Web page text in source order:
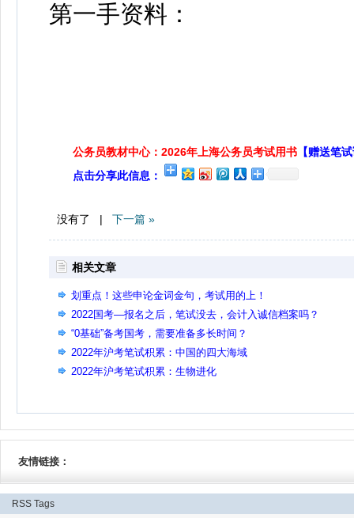
第一手资料：
公务员教材中心：2026年上海公务员考试用书 【赠送笔
点击分享此信息：
没有了 | 下一篇 »
相关文章
划重点！这些申论金词金句，考试用的上！
2022国考—报名之后，笔试没去，会计入诚信档案吗？
“0基础”备考国考，需要准备多长时间？
2022年沪考笔试积累：中国的四大海域
2022年沪考笔试积累：生物进化
友情链接：
RSS Tags